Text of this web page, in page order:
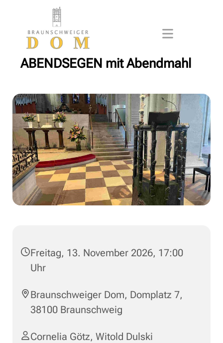
ABENDSEGEN mit Abendmahl
Freitag, 13. November 2026, 17:00
Uhr
Braunschweiger Dom, Domplatz 7,
38100 Braunschweig
Cornelia Götz, Witold Dulski